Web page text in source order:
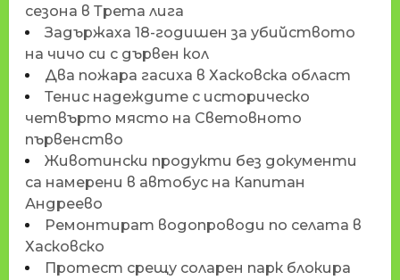
сезона в Трета лига
Задържаха 18-годишен за убийството
на чичо си с дървен кол
Два пожара гасиха в Хасковска област
Тенис надеждите с историческо
четвърто място на Световното
първенство
Животински продукти без документи
са намерени в автобус на Капитан
Андреево
Ремонтират водопроводи по селата в
Хасковско
Протест срещу соларен парк блокира